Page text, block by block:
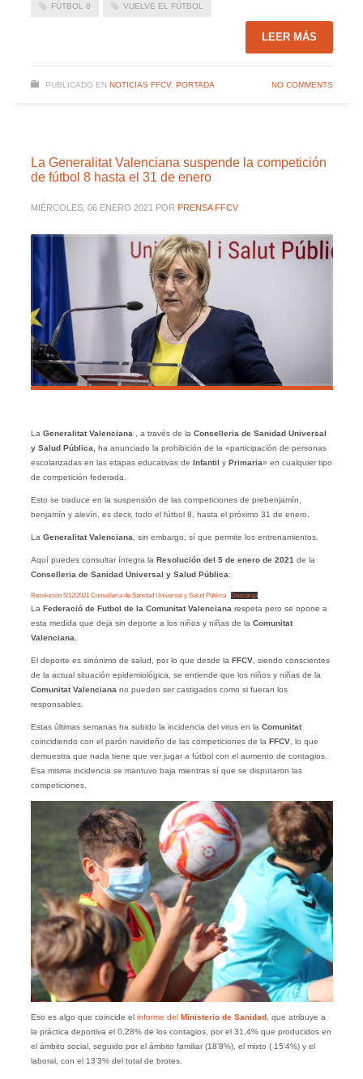
FÚTBOL 8 VUELVE EL FÚTBOL
LEER MÁS
PUBLICADO EN NOTICIAS FFCV, PORTADA NO COMMENTS
La Generalitat Valenciana suspende la competición
de fútbol 8 hasta el 31 de enero
MIÉRCOLES, 06 ENERO 2021 POR PRENSA FFCV
La Generalitat Valenciana , a través de la Conselleria de Sanidad Universal
y Salud Pública,
ha anunciado la prohibición de la «participación de personas
escolarizadas en las etapas educativas de Infantil y Primaria» en cualquier tipo
de competición federada.
Esto se traduce en la suspensión de las competiciones de prebenjamín,
benjamín y alevín, es decir, todo el fútbol 8, hasta el próximo 31 de enero.
La Generalitat Valenciana , sin embargo, sí que permite los entrenamientos.
Aquí puedes consultar íntegra la Resolución del 5 de enero de 2021 de la
Conselleria de Sanidad Universal y Salud Pública:
Resolución 5/12/2021 Conselleria de Sanidad Universal y Salud Pública Descarga
La Federació de Futbol de la Comunitat Valenciana respeta pero se opone a
esta medida que deja sin deporte a los niños y niñas de la Comunitat
Valenciana
El deporte es sinónimo de salud, por lo que desde la FFCV, siendo conscientes
de la actual situación epidemiológica, se entiende que los niños y niñas de la
Comunitat Valenciana no pueden ser castigados como si fueran los
responsables.
Estas últimas semanas ha subido la incidencia del virus en la Comunitat
coincidiendo con el parón navideño de las competiciones de la FFCV, lo que
demuestra que nada tiene que ver jugar a fútbol con el aumento de contagios.
Esa misma incidencia se mantuvo baja mientras sí que se disputaron las
competiciones.
Eso es algo que coincide el informe del Ministerio de Sanidad , que atribuye a
la práctica deportiva el 0,28% de los contagios, por el 31,4% que producidos en
el ámbito social, seguido por el ámbito familiar (18’8%), el mixto ( 15’4%) y el
laboral, con el 13’3% del total de brotes.